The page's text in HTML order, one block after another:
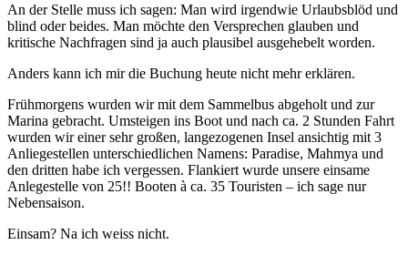
An der Stelle muss ich sagen: Man wird irgendwie Urlaubsblöd und
blind oder beides. Man möchte den Versprechen glauben und
kritische Nachfragen sind ja auch plausibel ausgehebelt worden.
Anders kann ich mir die Buchung heute nicht mehr erklären.
Frühmorgens wurden wir mit dem Sammelbus abgeholt und zur
Marina gebracht. Umsteigen ins Boot und nach ca. 2 Stunden Fahrt
wurden wir einer sehr großen, langezogenen Insel ansichtig mit 3
Anliegestellen unterschiedlichen Namens: Paradise, Mahmya und
den dritten habe ich vergessen. Flankiert wurde unsere einsame
Anlegestelle von 25!! Booten à ca. 35 Touristen – ich sage nur
Nebensaison.
Einsam? Na ich weiss nicht.